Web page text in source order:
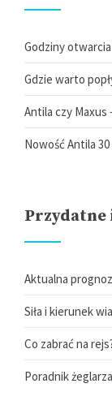
Godziny
Gdzie warto
Antila czy
Nowość Antila 30
Aktualna
Siła i kierunek
Co zabrać na
Poradnik żeglarza